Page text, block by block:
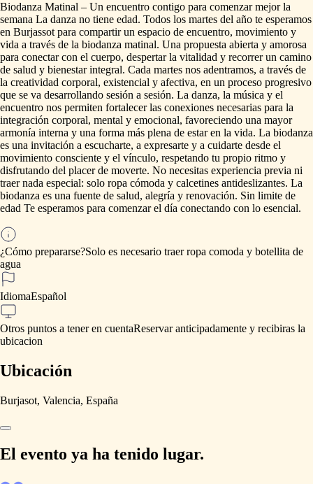
Biodanza Matinal – Un encuentro contigo para comenzar mejor la
semana La danza no tiene edad. Todos los martes del año te esperamos
en Burjassot para compartir un espacio de encuentro, movimiento y
vida a través de la biodanza matinal. Una propuesta abierta y amorosa
para conectar con el cuerpo, despertar la vitalidad y recorrer un camino
de salud y bienestar integral. Cada martes nos adentramos, a través de
la creatividad corporal, existencial y afectiva, en un proceso progresivo
que se va desarrollando sesión a sesión. La danza, la música y el
encuentro nos permiten fortalecer las conexiones necesarias para la
integración corporal, mental y emocional, favoreciendo una mayor
armonía interna y una forma más plena de estar en la vida. La biodanza
es una invitación a escucharte, a expresarte y a cuidarte desde el
movimiento consciente y el vínculo, respetando tu propio ritmo y
disfrutando del placer de moverte. No necesitas experiencia previa ni
traer nada especial: solo ropa cómoda y calcetines antideslizantes. La
biodanza es una fuente de salud, alegría y renovación. Sin limite de
edad Te esperamos para comenzar el día conectando con lo esencial.
¿Cómo prepararse?Solo es necesario traer ropa comoda y botellita de
agua
IdiomaEspañol
Otros puntos a tener en cuentaReservar anticipadamente y recibiras la
ubicacion
Ubicación
Burjasot, Valencia, España
El evento ya ha tenido lugar.